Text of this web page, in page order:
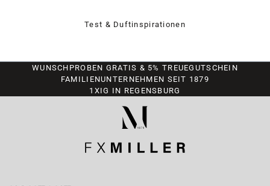
Test & Duftinspirationen
WUNSCHPROBEN GRATIS & 5% TREUEGUTSCHEIN
FAMILIENUNTERNEHMEN SEIT 1879
1XIG IN REGENSBURG